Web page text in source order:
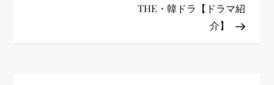
THE・韓ドラ【ドラマ紹
介】